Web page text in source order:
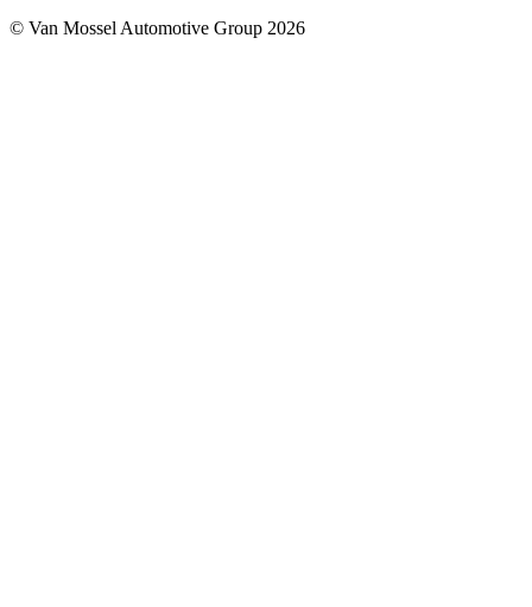
© Van Mossel Automotive Group 2026